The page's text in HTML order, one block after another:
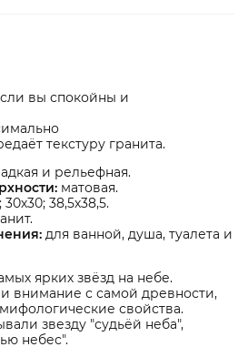
вы спокойны и
текстуру гранита.
и рельефная.
матовая.
30х30; 38,5х38,5.
для ванной, душа, туалета и
ярких звёзд на небе.
внимание с самой древности,
свойства.
звезду "судьёй неба",
небес".